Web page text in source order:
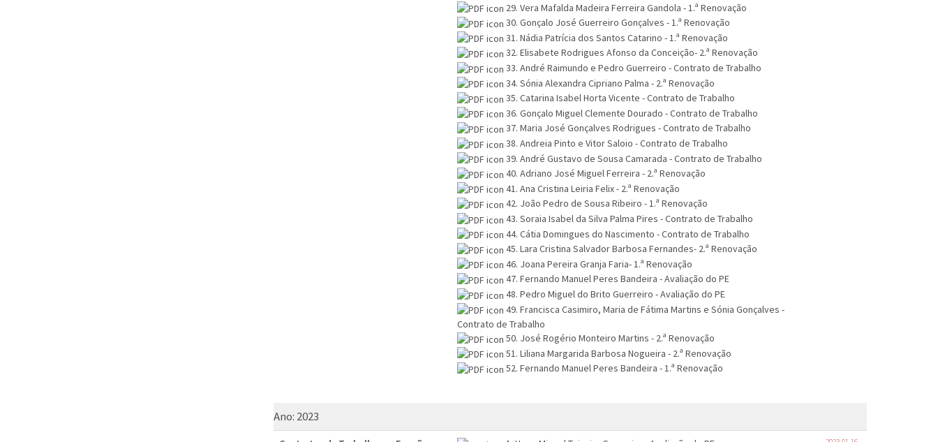
29. Vera Mafalda Madeira Ferreira Gandola - 1.ª Renovação
30. Gonçalo José Guerreiro Gonçalves - 1.ª Renovação
31. Nádia Patrícia dos Santos Catarino - 1.ª Renovação
32. Elisabete Rodrigues Afonso da Conceição- 2.ª Renovação
33. André Raimundo e Pedro Guerreiro - Contrato de Trabalho
34. Sónia Alexandra Cipriano Palma - 2.ª Renovação
35. Catarina Isabel Horta Vicente - Contrato de Trabalho
36. Gonçalo Miguel Clemente Dourado - Contrato de Trabalho
37. Maria José Gonçalves Rodrigues - Contrato de Trabalho
38. Andreia Pinto e Vitor Saloio - Contrato de Trabalho
39. André Gustavo de Sousa Camarada - Contrato de Trabalho
40. Adriano José Miguel Ferreira - 2.ª Renovação
41. Ana Cristina Leiria Felix - 2.ª Renovação
42. João Pedro de Sousa Ribeiro - 1.ª Renovação
43. Soraia Isabel da Silva Palma Pires - Contrato de Trabalho
44. Cátia Domingues do Nascimento - Contrato de Trabalho
45. Lara Cristina Salvador Barbosa Fernandes- 2.ª Renovação
46. Joana Pereira Granja Faria- 1.ª Renovação
47. Fernando Manuel Peres Bandeira - Avaliação do PE
48. Pedro Miguel do Brito Guerreiro - Avaliação do PE
49. Francisca Casimiro, Maria de Fátima Martins e Sónia Gonçalves -
Contrato de Trabalho
50. José Rogério Monteiro Martins - 2.ª Renovação
51. Liliana Margarida Barbosa Nogueira - 2.ª Renovação
52. Fernando Manuel Peres Bandeira - 1.ª Renovação
Ano: 2023